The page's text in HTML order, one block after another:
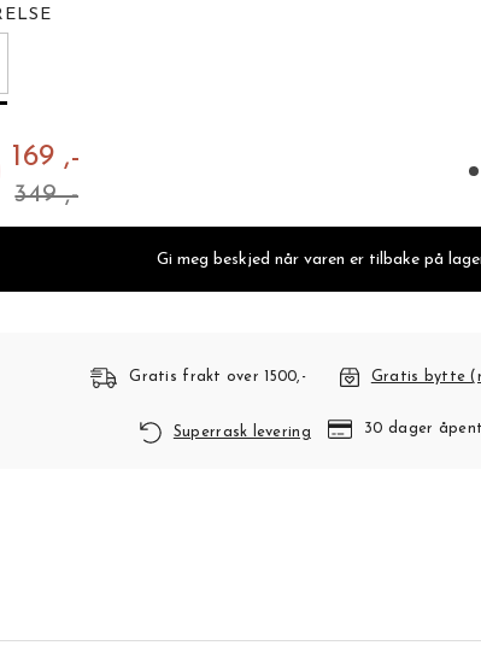
169 ,-
349 ,-
Gi meg beskjed når varen er tilbake på
Gratis frakt over 1500,- Gratis bytte
Superrask levering 30 dager